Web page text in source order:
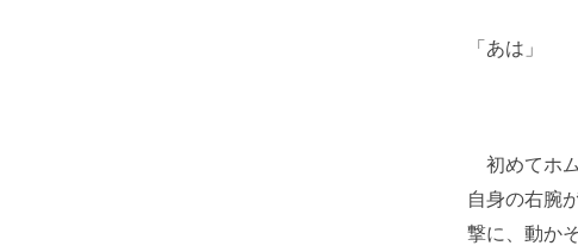
「あは」
初めてホ
自身の右腕
撃に、動か